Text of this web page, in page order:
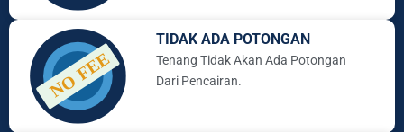
TIDAK ADA POTONGAN
Tenang Tidak Akan Ada Potongan
Dari Pencairan.